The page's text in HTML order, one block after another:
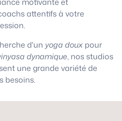
attentifs à votre
d'un yoga doux pour
dynamique, nos studios
une grande variété de
besoins.